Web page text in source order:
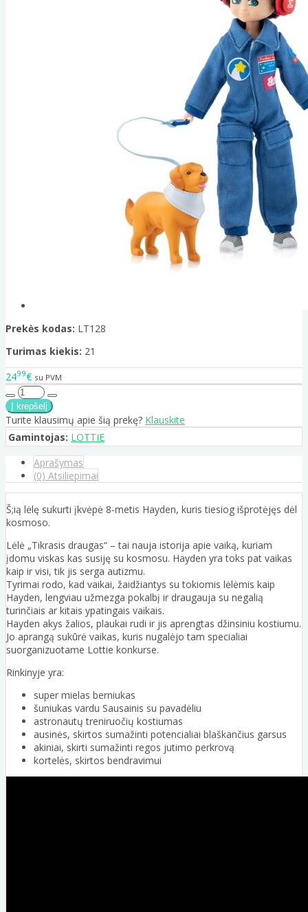
Prekės kodas: LT128
Turimas kiekis: 21
2499€ su PVM
Turite klausimų apie šią prekę? Klauskite
Gamintojas: LOTTIE
Aprašymas
(0) Atsiliepimai
Š;ią lėlę sukurti įkvėpė 8-metis Hayden, kuris tiesiog išprotėjęs dėl
kosmoso.
Lėlė „Tikrasis draugas“ – tai nauja istorija apie vaiką, kuriam
įdomu viskas kas susiję su kosmosu. Hayden yra toks pat vaikas
kaip ir visi, tik jis serga autizmu.
Tyrimai rodo, kad vaikai, žaidžiantys su tokiomis lėlėmis kaip
Hayden, lengviau užmezga pokalbį ir draugauja su negalią
turinčiais ar kitais ypatingais vaikais.
Hayden akys žalios, plaukai rudi ir jis aprengtas džinsiniu kostiumu.
Jo aprangą sukūrė vaikas, kuris nugalėjo tam specialiai
suorganizuotame Lottie konkurse.
Rinkinyje yra:
super mielas berniukas
šuniukas vardu Sausainis su pavadėliu
astronautų treniruočių kostiumas
ausinės, skirtos sumažinti potencialiai blaškančius garsus
akiniai, skirti sumažinti regos jutimo perkrovą
kortelės, skirtos bendravimui